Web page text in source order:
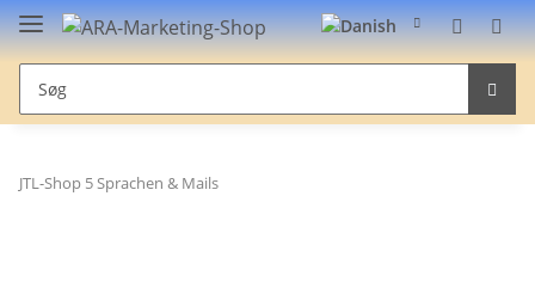
JTL-Shop 5 Sprachen & Mails